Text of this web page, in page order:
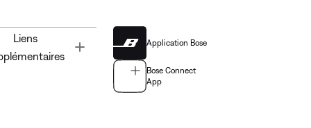
Liens
Application Bose
Bose Connect
App